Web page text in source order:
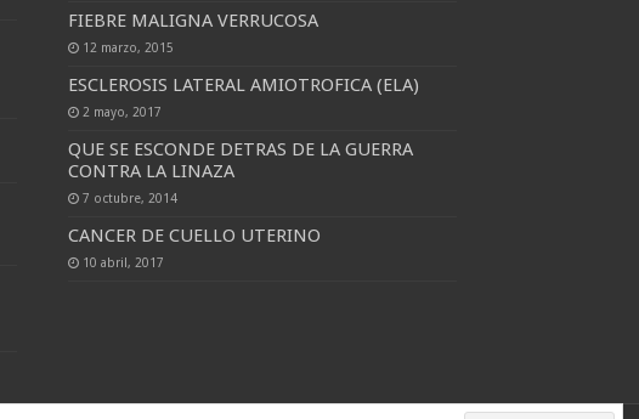
FIEBRE MALIGNA VERRUCOSA
12 marzo, 2015
ESCLEROSIS LATERAL AMIOTROFICA (ELA)
2 mayo, 2017
QUE SE ESCONDE DETRAS DE LA GUERRA
CONTRA LA LINAZA
7 octubre, 2014
CANCER DE CUELLO UTERINO
10 abril, 2017